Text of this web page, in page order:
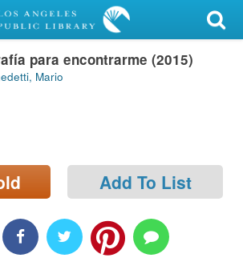
para encontrarme (2015)
Mario
Add To List